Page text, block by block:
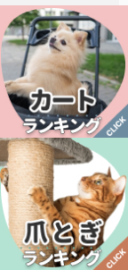
鳴き声に隠れた気
田犬が愛される理